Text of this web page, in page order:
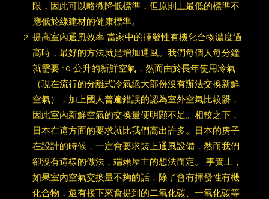
限，因此可以略微降低標準，但原則上最低的標準不
應低於綠建材的健康標準。
提高室內通風效率 當家中的揮發性有機化合物濃度過
高時，最好的方法就是增加通風。我們每個人每分鐘
就需要 10 公升的新鮮空氣，然而由於長年使用冷氣
（現在流行的分離式冷氣絕大部份沒有辦法交換新鮮
空氣），加上國人普遍錯誤的認為室外空氣比較髒，
因此室內新鮮空氣的交換量便明顯不足。相較之下，
日本在這方面的要求就比我們高出許多。日本的房子
在設計的時候，一定會要求裝上通風設備，然而我們
卻沒有這樣的做法，端賴屋主的想法而定。 事實上，
如果室內空氣交換量不夠的話，除了會有揮發性有機
化合物，還有接下來會提到的二氧化碳、一氧化碳等